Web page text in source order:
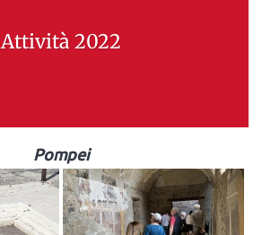
Attività 2022
Pompei